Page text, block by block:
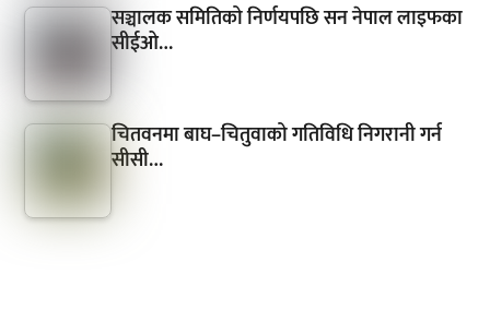
सञ्चालक समितिको निर्णयपछि सन नेपाल लाइफका
सीईओ…
चितवनमा बाघ–चितुवाको गतिविधि निगरानी गर्न
सीसी…